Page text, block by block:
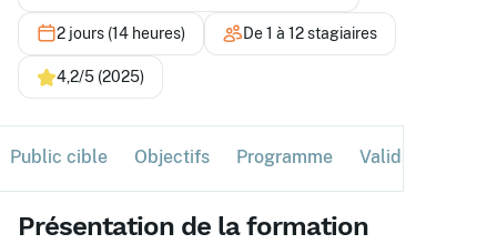
2 jours (14 heures) De 1 à 12 stagiaires
4,2/5 (2025)
Public cible Objectifs Programme Validation
Présentation de la formation